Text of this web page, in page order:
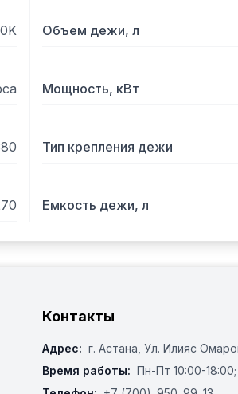
Объем дежи, л
Мощность, кВт
Тип крепления дежи
Емкость дежи, л
Контакты
Адрес: г. Астана, ​Ул. Илияс
Время работы: Пн-Пт 10:00-18:00;